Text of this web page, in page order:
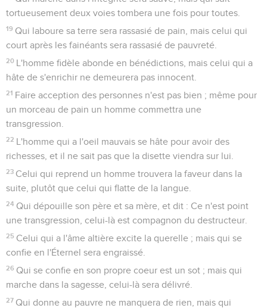
tortueusement deux voies tombera une fois pour toutes.
19 Qui laboure sa terre sera rassasié de pain, mais celui qui
court après les fainéants sera rassasié de pauvreté.
20 L'homme fidèle abonde en bénédictions, mais celui qui a
hâte de s'enrichir ne demeurera pas innocent.
21 Faire acception des personnes n'est pas bien ; même pour
un morceau de pain un homme commettra une
transgression.
22 L'homme qui a l'oeil mauvais se hâte pour avoir des
richesses, et il ne sait pas que la disette viendra sur lui.
23 Celui qui reprend un homme trouvera la faveur dans la
suite, plutôt que celui qui flatte de la langue.
24 Qui dépouille son père et sa mère, et dit : Ce n'est point
une transgression, celui-là est compagnon du destructeur.
25 Celui qui a l'âme altière excite la querelle ; mais qui se
confie en l'Éternel sera engraissé.
26 Qui se confie en son propre coeur est un sot ; mais qui
marche dans la sagesse, celui-là sera délivré.
27 Qui donne au pauvre ne manquera de rien, mais qui